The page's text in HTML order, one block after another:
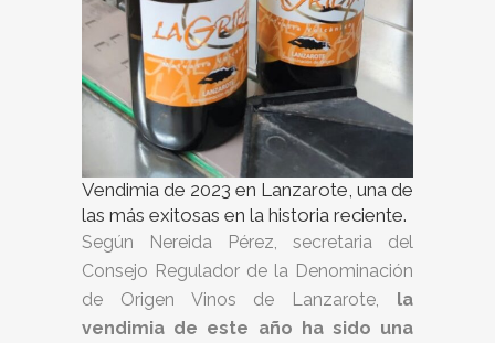
Vendimia de 2023 en Lanzarote, una de
las más exitosas en la historia reciente.
Según Nereida Pérez, secretaria del
Consejo Regulador de la Denominación
de Origen Vinos de Lanzarote, la
vendimia de este año ha sido una